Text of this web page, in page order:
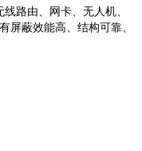
路由、网卡、无人机、
屏蔽效能高、结构可靠、